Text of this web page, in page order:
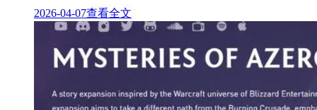
2026-04-07查看全文